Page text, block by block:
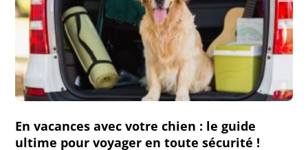
En vacances avec votre chien : le guide
ultime pour voyager en toute sécurité !